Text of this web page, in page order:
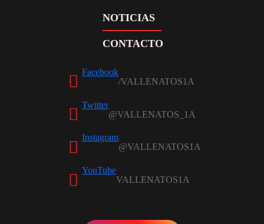
NOTICIAS
CONTACTO
Facebook
Twitter
Instagram
YouTube